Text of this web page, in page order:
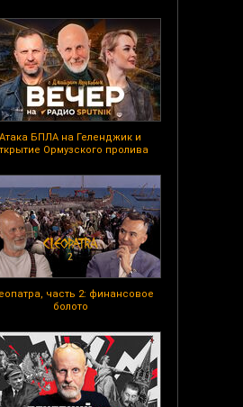
Атака БПЛА на Геленджик и
Ормузского пролива
часть 2: финансовое
болото